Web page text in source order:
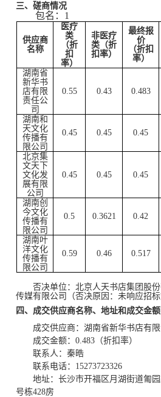
三、磋商情况
包名：1
供应商
名称
医疗
类
（折
扣
率）
非医疗
类 （折
扣率）
最终报
价
（折扣
率）
湖南省
新华书
店有限
责任公
司
0.55 0.43 0.483
湖南和
天文化
传播有
限公司
0.45 0.45 0.45
北京集
文天下
文化发
展有限
公司
0.45 0.45 0.45
湖南创
今文化
传播有
限公司
0.5 0.3621 0.42
湖南叶
洋文化
传播有
限公司
0.59 0.46 0.517
否决单位：北京人天书店集团股
传媒有限公司（否决原因：未响应招标
四、成交供应商名称、地址和成交金额
成交供应商：湖南省新华书店有
成交金额： 0.483（折扣率）
联系人：秦晧
联系电话： 15273723326
地址：长沙市开福区月 湖街道匍
号栋428房